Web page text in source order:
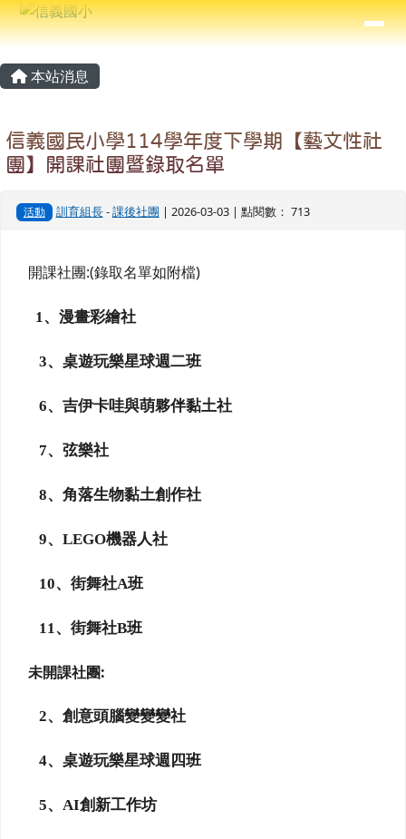
跳至主內容區
信義國小
⏸
導覽列
主內容區域
本站消息
信義國民小學114學年度下學期【藝文性社
團】開課社團暨錄取名單
活動 訓育組長-課後社團 | 2026-03-03 | 點閱數： 713
開課社團:(錄取名單如附檔)
1、漫畫彩繪社
3、桌遊玩樂星球週二班
6、吉伊卡哇與萌夥伴黏土社
7、弦樂社
8、角落生物黏土創作社
9、 LEGO機器人社
10、街舞社A班
11、街舞社B班
未開課社團:
2、 創意頭腦變變變社
4、桌遊玩樂星球週四班
5、 AI創新工作坊
頁尾區域